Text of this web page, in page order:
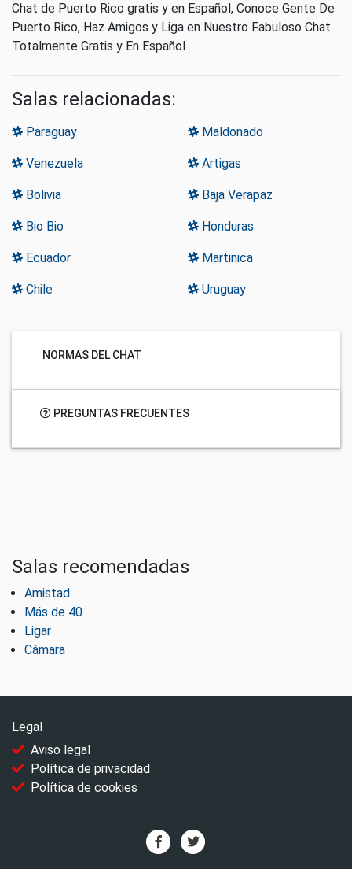
Chat de Puerto Rico gratis y en Español, Conoce Gente De
Puerto Rico, Haz Amigos y Liga en Nuestro Fabuloso Chat
Totalmente Gratis y En Español
Salas relacionadas:
Paraguay Maldonado
Venezuela Artigas
Bolivia Baja Verapaz
Bio Bio Honduras
Ecuador Martinica
Chile Uruguay
NORMAS DEL CHAT
PREGUNTAS FRECUENTES
Salas recomendadas
Amistad
Más de 40
Ligar
Cámara
Legal
Aviso legal
Política de privacidad
Política de cookies